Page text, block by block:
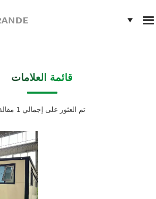
قائمة العلامات
تم العثور على إجمالي 1 مقالة